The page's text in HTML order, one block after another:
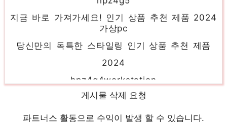
지금 바로 가져가세요! 인기 상품 추천 제품 2024
가상pc
당신만의 독특한 스타일링 인기 상품 추천 제품
2024
지금이 당신의 시간입니다! 인기 상품 추천 제품
게시물 삭제 요청
파트너스 활동으로 수익이 발생 할 수 있습니다.